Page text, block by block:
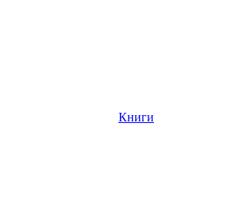
Книги